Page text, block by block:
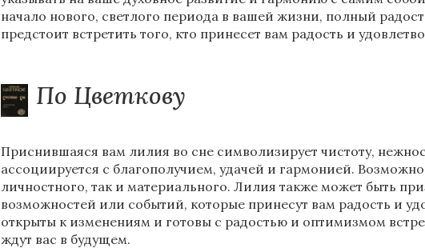
начало нового, светлого периода в вашей жизни, полный
предстоит встретить того, кто принесет вам радость и
По Цветкову
Приснившаяся вам лилия во сне символизирует чистоту,
ассоциируется с благополучием, удачей и гармонией.
личностного, так и материального. Лилия также может быть
возможностей или событий, которые принесут вам радость и
открыты к изменениям и готовы с радостью и оптимизмом
ждут вас в будущем.